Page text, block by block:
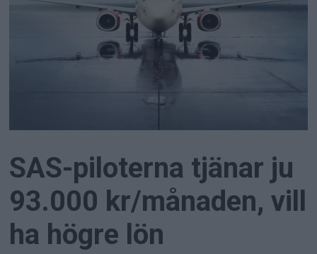
SAS-piloterna tjänar ju
93.000 kr/månaden, vill
ha högre lön